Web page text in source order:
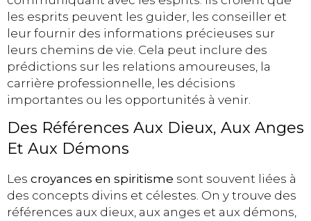
les esprits peuvent les guider, les conseiller et
leur fournir des informations précieuses sur
leurs chemins de vie. Cela peut inclure des
prédictions sur les relations amoureuses, la
carrière professionnelle, les décisions
importantes ou les opportunités à venir.
Des Références Aux Dieux, Aux Anges
Et Aux Démons
Les croyances en spiritisme sont souvent liées à
des concepts divins et célestes. On y trouve des
références aux dieux, aux anges et aux démons,